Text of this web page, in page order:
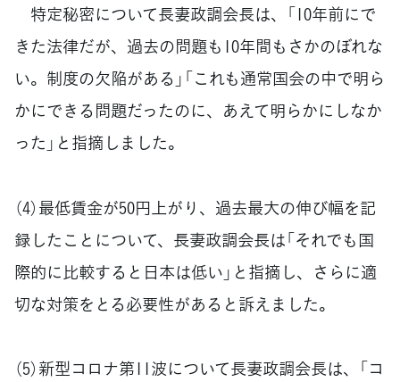
特定秘密について長妻政調会長は、「10年前にで
きた法律だが、過去の問題も10年間もさかのぼれな
い。制度の欠陥がある」「これも通常国会の中で明ら
かにできる問題だったのに、あえて明らかにしなか
った」と指摘しました。
（4）最低賃金が50円上がり、過去最大の伸び幅を記
録したことについて、長妻政調会長は「それでも国
際的に比較すると日本は低い」と指摘し、さらに適
切な対策をとる必要性があると訴えました。
（5）新型コロナ第11波について長妻政調会長は、「コ